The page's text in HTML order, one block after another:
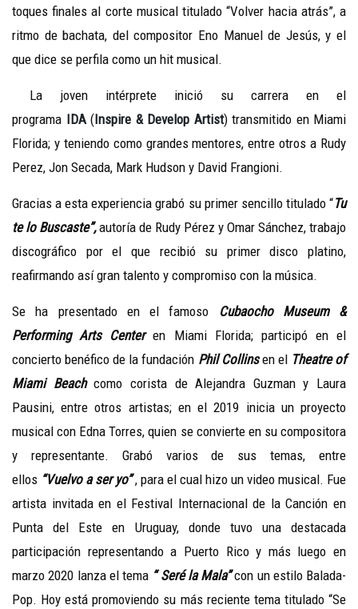
toques finales al corte musical titulado “Volver hacia atrás”, a
ritmo de bachata, del compositor Eno Manuel de Jesús, y el
que dice se perfila como un hit musical.
La joven intérprete inició su carrera en el
programa IDA (Inspire & Develop Artist) transmitido en Miami
Florida; y teniendo como grandes mentores, entre otros a Rudy
Perez, Jon Secada, Mark Hudson y David Frangioni.
Gracias a esta experiencia grabó su primer sencillo titulado “Tu
te lo Buscaste”,autoría de Rudy Pérez y Omar Sánchez, trabajo
discográfico por el que recibió su primer disco platino,
reafirmando así gran talento y compromiso con la música.
Se ha presentado en el famoso
Cubaocho Museum &
Performing Arts Centeren Miami Florida; participó en el
concierto benéfico de la fundación Phil Collinsen el Theatre of
Miami Beachcomo corista de Alejandra Guzman y Laura
Pausini, entre otros artistas; en el 2019 inicia un proyecto
musical con Edna Torres, quien se convierte en su compositora
y representante. Grabó varios de sus temas, entre
ellos “Vuelvo a ser yo”, para el cual hizo un video musical. Fue
artista invitada en el Festival Internacional de la Canción en
Punta del Este en Uruguay, donde tuvo una destacada
participación representando a Puerto Rico y más luego en
marzo 2020 lanza el tema “ Seré la Mala”con un estilo Balada-
Pop. Hoy está promoviendo su más reciente tema titulado “Se